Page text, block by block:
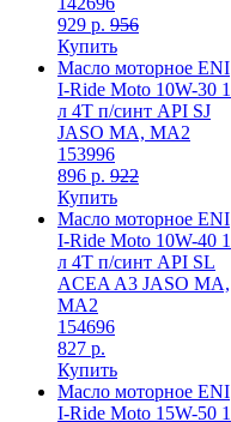
929 р. 956
Купить
Масло моторное ENI
I-Ride Moto 10W-30 1
л 4T п/синт API SJ
JASO MA, MA2
153996
896 р. 922
Купить
Масло моторное ENI
I-Ride Moto 10W-40 1
л 4T п/синт API SL
ACEA A3 JASO MA,
MA2
154696
827 р.
Купить
Масло моторное ENI
I-Ride Moto 15W-50 1